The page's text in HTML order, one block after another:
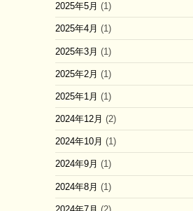
2025年5月 (1)
2025年4月 (1)
2025年3月 (1)
2025年2月 (1)
2025年1月 (1)
2024年12月 (2)
2024年10月 (1)
2024年9月 (1)
2024年8月 (1)